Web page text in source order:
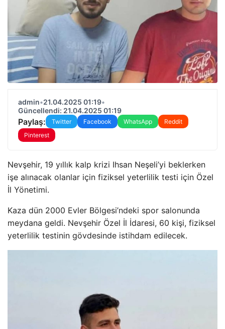
admin•21.04.2025 01:19•
Güncellendi: 21.04.2025 01:19
Paylaş: Twitter Facebook WhatsApp
Reddit
Pinterest
Nevşehir, 19 yıllık kalp krizi Ihsan Neşeli’yi beklerken
işe alınacak olanlar için fiziksel yeterlilik testi için Özel
İl Yönetimi.
Kaza dün 2000 Evler Bölgesi’ndeki spor salonunda
meydana geldi. Nevşehir Özel İl İdaresi, 60 kişi, fiziksel
yeterlilik testinin gövdesinde istihdam edilecek.